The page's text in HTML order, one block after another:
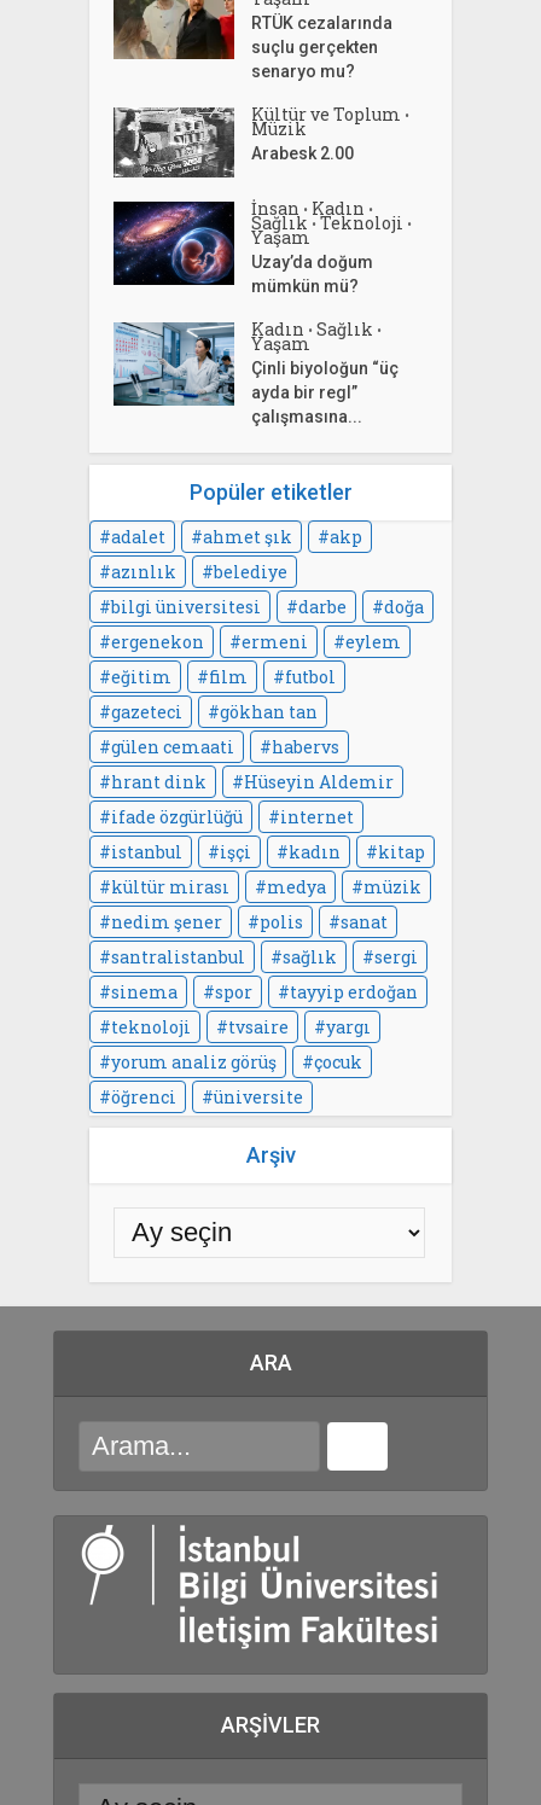
RTÜK cezalarında
suçlu gerçekten
senaryo mu?
Kültür ve Toplum •
Müzik
Arabesk 2.00
İnsan • Kadın •
Sağlık • Teknoloji •
Yaşam
Uzay’da doğum
mümkün mü?
Kadın • Sağlık •
Yaşam
Çinli biyoloğun “üç
ayda bir regl”
çalışmasına...
Popüler etiketler
adalet ahmet şık
akp
azınlık
belediye
bilgi üniversitesi
darbe
doğa
ergenekon
ermeni
eylem
eğitim
film
futbol
gazeteci
gökhan tan
gülen cemaati
habervs
hrant dink
Hüseyin Aldemir
ifade özgürlüğü
internet
istanbul
işçi kadın
kitap
kültür mirası
medya
müzik
nedim şener
polis
sanat
santralistanbul
sağlık
sergi
sinema
spor
tayyip erdoğan
teknoloji
tvsaire
yargı
yorum analiz görüş
çocuk
öğrenci
üniversite
Arşiv
ARA
ARŞIVLER